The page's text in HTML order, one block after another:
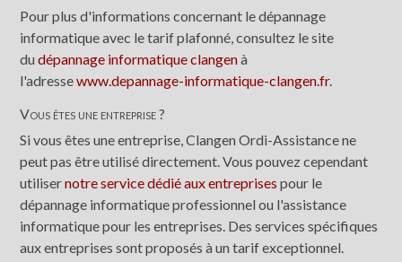
Pour plus d'informations concernant le dépannage
informatique avec le tarif plafonné, consultez le site
dudépannage informatique clangenà
l'adressewww.depannage-informatique-clangen.fr.
Vous êtes une entreprise ?
Si vous êtes une entreprise, Clangen Ordi-Assistance ne
peut pas être utilisé directement. Vous pouvez cependant
utilisernotre service dédié aux entreprises pour le
dépannage informatique professionnel ou l'assistance
informatique pour les entreprises. Des services spécifiques
aux entreprises sont proposés à un tarif exceptionnel.